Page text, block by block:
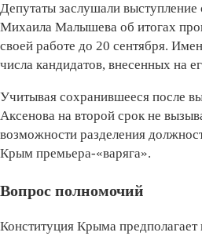
Депутаты заслушали
Михаила Малышева об итогах
своей работе до 20 сентября.
числа кандидатов, внесенных на
Учитывая сохранившееся после
Аксенова на второй срок не
возможности разделения
Крым премьера-«варяга».
Вопрос полномочий
Конституция Крыма